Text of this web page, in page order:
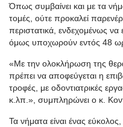
Όπως συμβαίνει και με τα
τομές, ούτε προκαλεί
περιστατικά, ενδεχομένως
όμως υποχωρούν εντός 48
«Με την ολοκλήρωση της
πρέπει να αποφεύγεται η
τροφές, με οδοντιατρικές
κ.λπ.», συμπληρώνει ο κ.
Τα νήματα είναι ένας